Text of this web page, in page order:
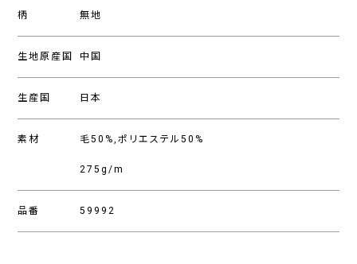
柄 無地
生地原産国 中国
生産国 日本
素材 毛50%,ポリエステル50%
275g/m
品番 59992